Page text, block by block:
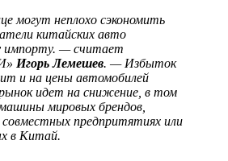
могут неплохо сэкономить
китайских авто
импорту. — считает
Игорь Лемешев. — Избыток
и на цены автомобилей
идет на снижение, в том
мировых брендов,
предпритятиях или
в Китай.